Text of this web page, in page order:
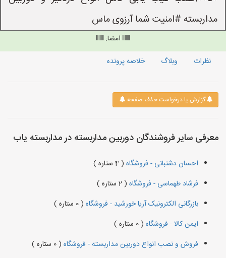
مداربسته #امنیت شما آرزوی ماس
امضا:
نظرات
وبلاگ خلاصه پرونده
گزارش یا درخواست حذف صفحه
معرفی سایر فروشندگان دوربین مداربسته در مداربسته یاب
احسان دشتبانی - فروشگاه ( 4 ستاره )
فرشاد طهماسی - فروشگاه ( 2 ستاره )
بازرگانی الکترونیک آریا خورشید - فروشگاه ( 0 ستاره )
ایمن کالا - فروشگاه ( 0 ستاره )
فروش و نصب انواع دوربین مداربسته - فروشگاه ( 0 ستاره )